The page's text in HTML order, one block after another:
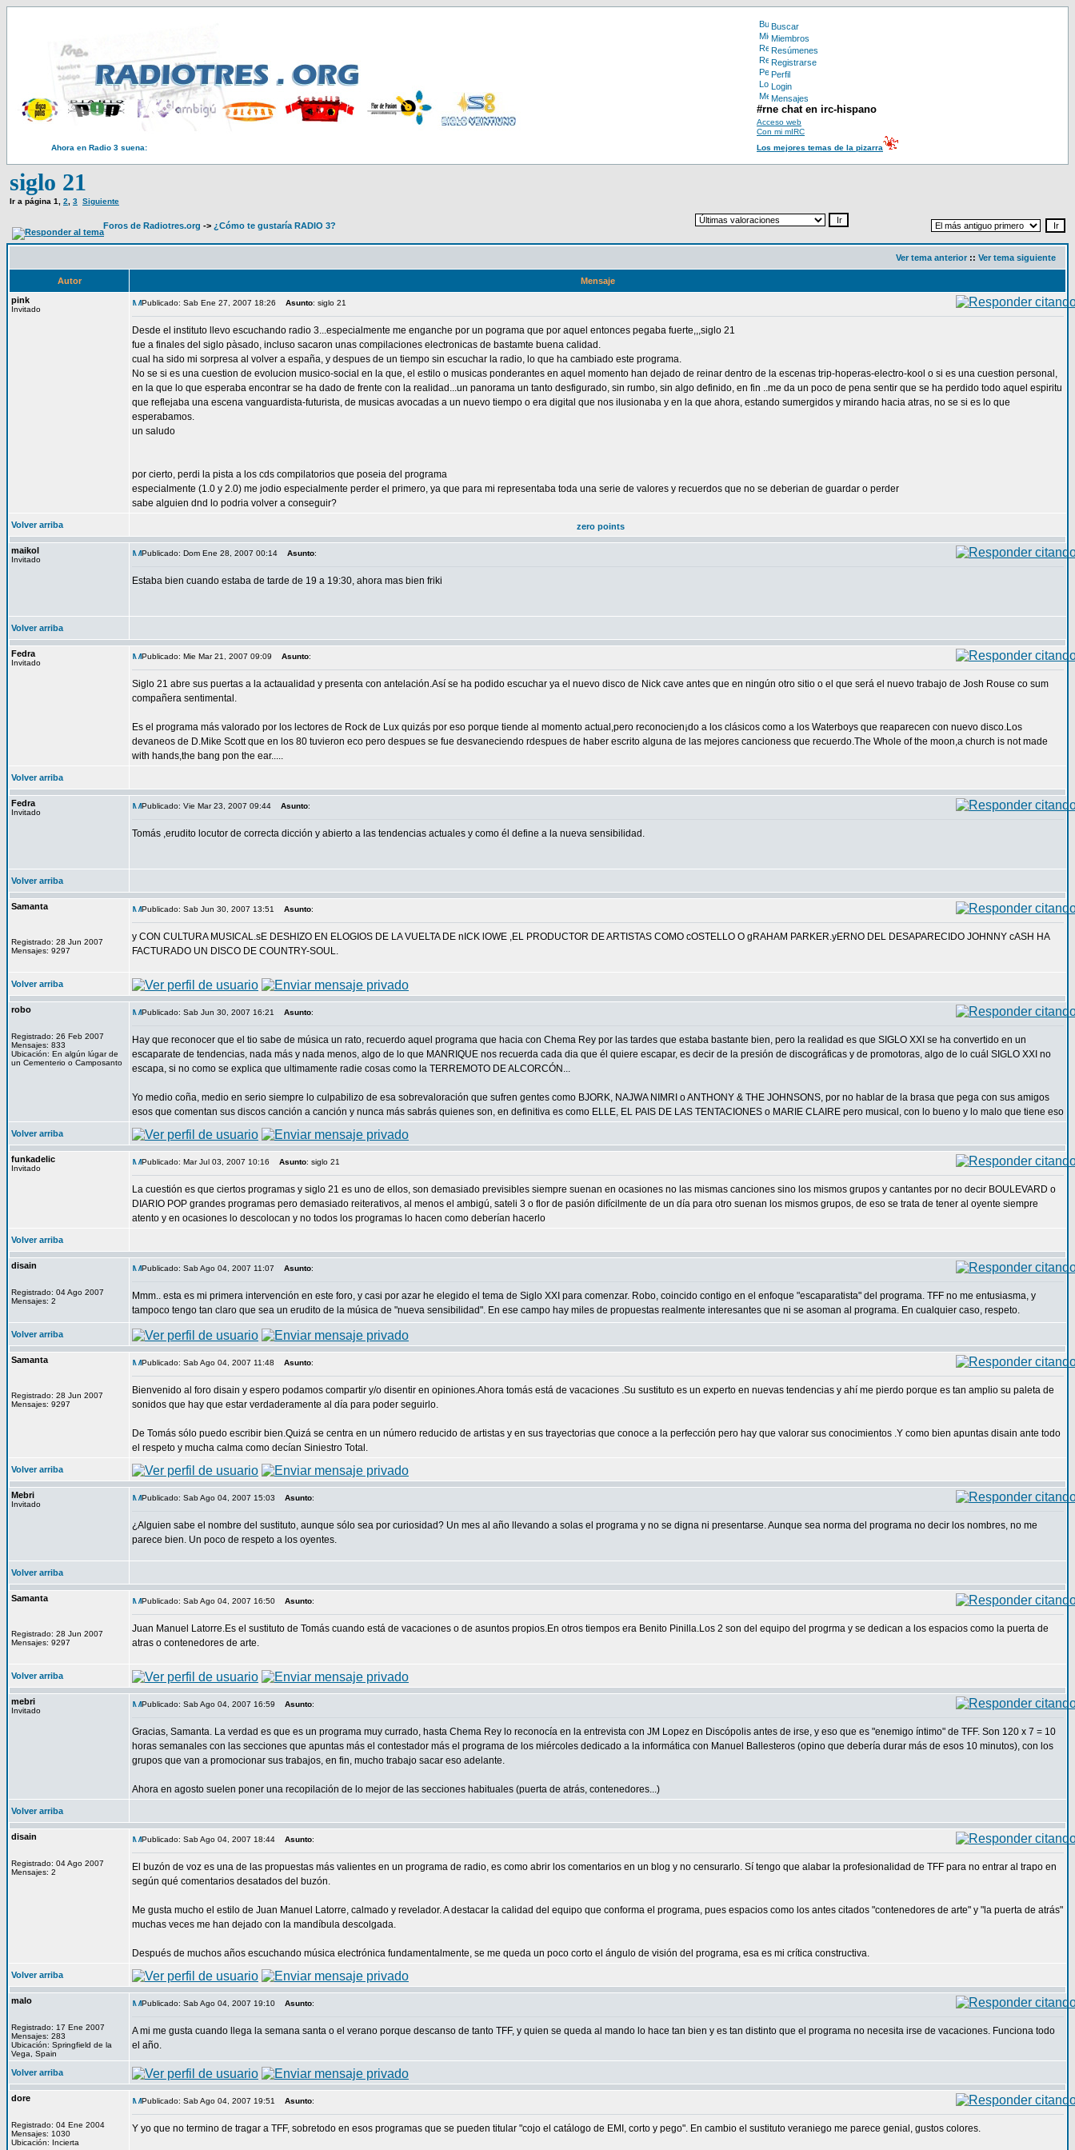
Buscar
Miembros
Resúmenes
Registrarse
Perfil
Login
Mensajes
#rne chat en irc-hispano
Acceso web
Con mi mIRC
Ahora en Radio 3 suena:
Los mejores temas de la pizarra
siglo 21
Ir a página 1 2 3 Siguiente
Foros de Radiotres.org -> ¿Cómo te gustaría RADIO 3?
Ver tema anterior :: Ver tema siguiente
Autor
Mensaje
pink
Invitado
Publicado: Sab Ene 27, 2007 18:26 Asunto: siglo 21
Desde el instituto llevo escuchando radio 3...especialmente me enganche por un pograma que por aquel entonces pegaba fuerte,,,siglo 21
fue a finales del siglo pàsado, incluso sacaron unas compilaciones electronicas de bastamte buena calidad.
cual ha sido mi sorpresa al volver a españa, y despues de un tiempo sin escuchar la radio, lo que ha cambiado este programa.
No se si es una cuestion de evolucion musico-social en la que, el estilo o musicas ponderantes en aquel momento han dejado de reinar dentro de la escenas trip-hoperas-electro-kool o si es una cuestion personal,
en la que lo que esperaba encontrar se ha dado de frente con la realidad...un panorama un tanto desfigurado, sin rumbo, sin algo definido, en fin ..me da un poco de pena sentir que se ha perdido todo aquel espiritu
que reflejaba una escena vanguardista-futurista, de musicas avocadas a un nuevo tiempo o era digital que nos ilusionaba y en la que ahora, estando sumergidos y mirando hacia atras, no se si es lo que
esperabamos.
un saludo
por cierto, perdi la pista a los cds compilatorios que poseia del programa
especialmente (1.0 y 2.0) me jodio especialmente perder el primero, ya que para mi representaba toda una serie de valores y recuerdos que no se deberian de guardar o perder
sabe alguien dnd lo podria volver a conseguir?
Volver arriba zero points
maikol
Invitado
Publicado: Dom Ene 28, 2007 00:14 Asunto:
Estaba bien cuando estaba de tarde de 19 a 19:30, ahora mas bien friki
Volver arriba
Fedra
Invitado
Publicado: Mie Mar 21, 2007 09:09 Asunto:
Siglo 21 abre sus puertas a la actaualidad y presenta con antelación.Así se ha podido escuchar ya el nuevo disco de Nick cave antes que en ningún otro sitio o el que será el nuevo trabajo de Josh Rouse co sum
compañera sentimental.
Es el programa más valorado por los lectores de Rock de Lux quizás por eso porque tiende al momento actual,pero reconocien¡do a los clásicos como a los Waterboys que reaparecen con nuevo disco.Los
devaneos de D.Mike Scott que en los 80 tuvieron eco pero despues se fue desvaneciendo rdespues de haber escrito alguna de las mejores cancioness que recuerdo.The Whole of the moon,a church is not made
with hands,the bang pon the ear.....
Volver arriba
Fedra
Invitado
Publicado: Vie Mar 23, 2007 09:44 Asunto:
Tomás ,erudito locutor de correcta dicción y abierto a las tendencias actuales y como él define a la nueva sensibilidad.
Volver arriba
Samanta
Registrado: 28 Jun 2007
Mensajes: 9297
Publicado: Sab Jun 30, 2007 13:51 Asunto:
y CON CULTURA MUSICAL.sE DESHIZO EN ELOGIOS DE LA VUELTA DE nICK lOWE ,EL PRODUCTOR DE ARTISTAS COMO cOSTELLO O gRAHAM PARKER.yERNO DEL DESAPARECIDO JOHNNY cASH HA
FACTURADO UN DISCO DE COUNTRY-SOUL.
Volver arriba
robo
Registrado: 26 Feb 2007
Mensajes: 833
Ubicación: En algún lúgar de
un Cementerio o Camposanto
Publicado: Sab Jun 30, 2007 16:21 Asunto:
Hay que reconocer que el tio sabe de música un rato, recuerdo aquel programa que hacia con Chema Rey por las tardes que estaba bastante bien, pero la realidad es que SIGLO XXI se ha convertido en un
escaparate de tendencias, nada más y nada menos, algo de lo que MANRIQUE nos recuerda cada dia que él quiere escapar, es decir de la presión de discográficas y de promotoras, algo de lo cuál SIGLO XXI no
escapa, si no como se explica que ultimamente radie cosas como la TERREMOTO DE ALCORCÓN...
Yo medio coña, medio en serio siempre lo culpabilizo de esa sobrevaloración que sufren gentes como BJORK, NAJWA NIMRI o ANTHONY & THE JOHNSONS, por no hablar de la brasa que pega con sus amigos
esos que comentan sus discos canción a canción y nunca más sabrás quienes son, en definitiva es como ELLE, EL PAIS DE LAS TENTACIONES o MARIE CLAIRE pero musical, con lo bueno y lo malo que tiene eso
Volver arriba
funkadelic
Invitado
Publicado: Mar Jul 03, 2007 10:16 Asunto: siglo 21
La cuestión es que ciertos programas y siglo 21 es uno de ellos, son demasiado previsibles siempre suenan en ocasiones no las mismas canciones sino los mismos grupos y cantantes por no decir BOULEVARD o
DIARIO POP grandes programas pero demasiado reiterativos, al menos el ambigú, sateli 3 o flor de pasión difícilmente de un día para otro suenan los mismos grupos, de eso se trata de tener al oyente siempre
atento y en ocasiones lo descolocan y no todos los programas lo hacen como deberían hacerlo
Volver arriba
disain
Registrado: 04 Ago 2007
Mensajes: 2
Publicado: Sab Ago 04, 2007 11:07 Asunto:
Mmm.. esta es mi primera intervención en este foro, y casi por azar he elegido el tema de Siglo XXI para comenzar. Robo, coincido contigo en el enfoque "escaparatista" del programa. TFF no me entusiasma, y
tampoco tengo tan claro que sea un erudito de la música de "nueva sensibilidad". En ese campo hay miles de propuestas realmente interesantes que ni se asoman al programa. En cualquier caso, respeto.
Volver arriba
Samanta
Registrado: 28 Jun 2007
Mensajes: 9297
Publicado: Sab Ago 04, 2007 11:48 Asunto:
Bienvenido al foro disain y espero podamos compartir y/o disentir en opiniones.Ahora tomás está de vacaciones .Su sustituto es un experto en nuevas tendencias y ahí me pierdo porque es tan amplio su paleta de
sonidos que hay que estar verdaderamente al día para poder seguirlo.
De Tomás sólo puedo escribir bien.Quizá se centra en un número reducido de artistas y en sus trayectorias que conoce a la perfección pero hay que valorar sus conocimientos .Y como bien apuntas disain ante todo
el respeto y mucha calma como decían Siniestro Total.
Volver arriba
Mebri
Invitado
Publicado: Sab Ago 04, 2007 15:03 Asunto:
¿Alguien sabe el nombre del sustituto, aunque sólo sea por curiosidad? Un mes al año llevando a solas el programa y no se digna ni presentarse. Aunque sea norma del programa no decir los nombres, no me
parece bien. Un poco de respeto a los oyentes.
Volver arriba
Samanta
Registrado: 28 Jun 2007
Mensajes: 9297
Publicado: Sab Ago 04, 2007 16:50 Asunto:
Juan Manuel Latorre.Es el sustituto de Tomás cuando está de vacaciones o de asuntos propios.En otros tiempos era Benito Pinilla.Los 2 son del equipo del progrma y se dedican a los espacios como la puerta de
atras o contenedores de arte.
Volver arriba
mebri
Invitado
Publicado: Sab Ago 04, 2007 16:59 Asunto:
Gracias, Samanta. La verdad es que es un programa muy currado, hasta Chema Rey lo reconocía en la entrevista con JM Lopez en Discópolis antes de irse, y eso que es "enemigo íntimo" de TFF. Son 120 x 7 = 10
horas semanales con las secciones que apuntas más el contestador más el programa de los miércoles dedicado a la informática con Manuel Ballesteros (opino que debería durar más de esos 10 minutos), con los
grupos que van a promocionar sus trabajos, en fin, mucho trabajo sacar eso adelante.
Ahora en agosto suelen poner una recopilación de lo mejor de las secciones habituales (puerta de atrás, contenedores...)
Volver arriba
disain
Registrado: 04 Ago 2007
Mensajes: 2
Publicado: Sab Ago 04, 2007 18:44 Asunto:
El buzón de voz es una de las propuestas más valientes en un programa de radio, es como abrir los comentarios en un blog y no censurarlo. Sí tengo que alabar la profesionalidad de TFF para no entrar al trapo en
según qué comentarios desatados del buzón.
Me gusta mucho el estilo de Juan Manuel Latorre, calmado y revelador. A destacar la calidad del equipo que conforma el programa, pues espacios como los antes citados "contenedores de arte" y "la puerta de atrás"
muchas veces me han dejado con la mandíbula descolgada.
Después de muchos años escuchando música electrónica fundamentalmente, se me queda un poco corto el ángulo de visión del programa, esa es mi crítica constructiva.
Volver arriba
malo
Registrado: 17 Ene 2007
Mensajes: 283
Ubicación: Springfield de la
Vega, Spain
Publicado: Sab Ago 04, 2007 19:10 Asunto:
A mi me gusta cuando llega la semana santa o el verano porque descanso de tanto TFF, y quien se queda al mando lo hace tan bien y es tan distinto que el programa no necesita irse de vacaciones. Funciona todo
el año.
Volver arriba
dore
Registrado: 04 Ene 2004
Mensajes: 1030
Ubicación: Incierta
Publicado: Sab Ago 04, 2007 19:51 Asunto:
Y yo que no termino de tragar a TFF, sobretodo en esos programas que se pueden titular "cojo el catálogo de EMI, corto y pego". En cambio el sustituto veraniego me parece genial, gustos colores.